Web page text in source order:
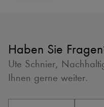
Haben Sie
Ute Schnier,
Ihnen gerne weiter.